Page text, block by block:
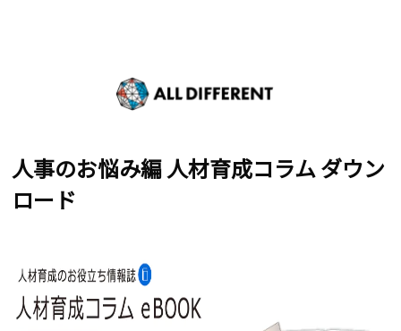
人事のお悩み編 人材育成コラム ダウン
ロード